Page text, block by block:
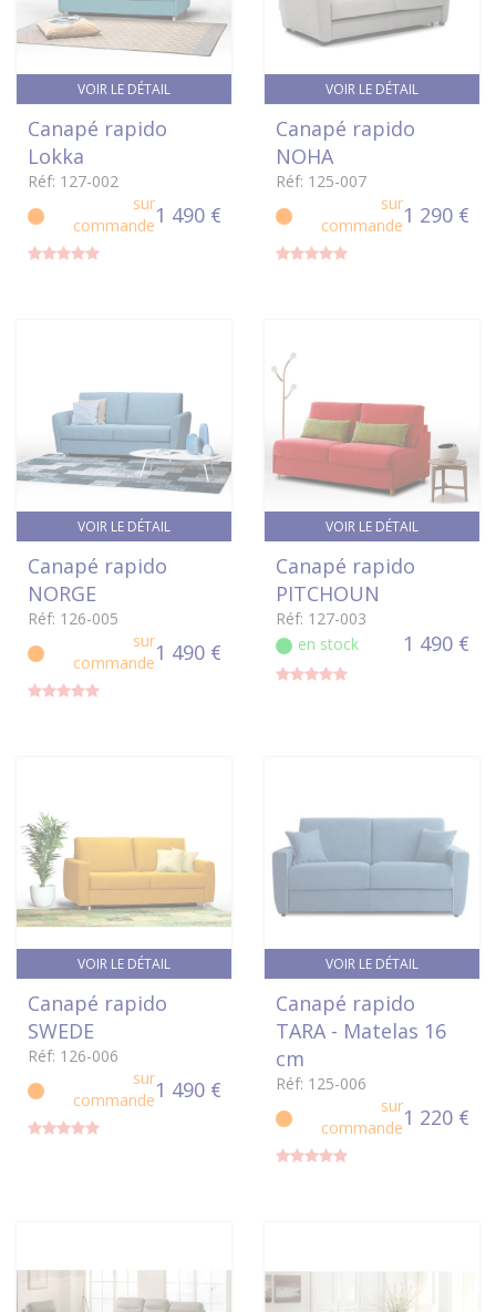
VOIR LE DÉTAIL
Canapé rapido
Lokka
Réf: 127-002
sur
commande1 490 €
VOIR LE DÉTAIL
Canapé rapido
NOHA
Réf: 125-007
sur
commande1 290 €
VOIR LE DÉTAIL
Canapé rapido
NORGE
Réf: 126-005
sur
commande1 490 €
VOIR LE DÉTAIL
Canapé rapido
PITCHOUN
Réf: 127-003
en stock
1 490 €
VOIR LE DÉTAIL
Canapé rapido
SWEDE
Réf: 126-006
sur
commande1 490 €
VOIR LE DÉTAIL
Canapé rapido
TARA - Matelas 16
cm
Réf: 125-006
sur
commande1 220 €